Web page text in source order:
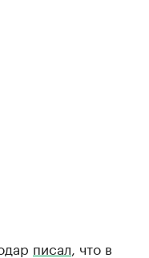
писал , что в